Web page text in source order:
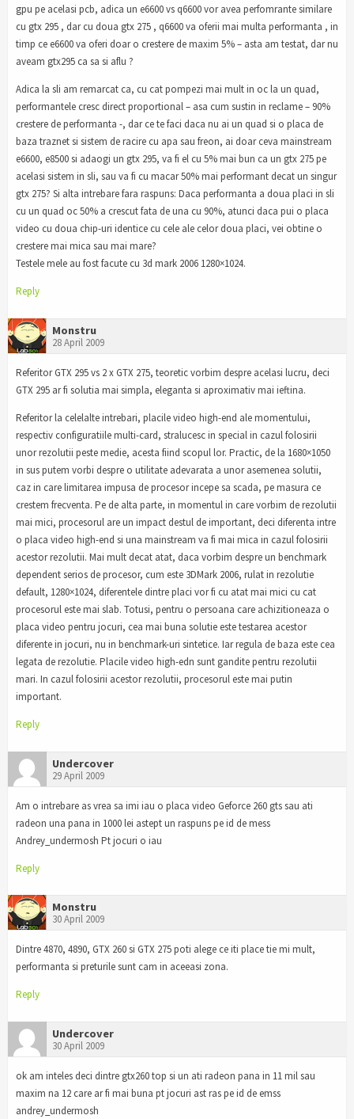
gpu pe acelasi pcb, adica un e6600 vs q6600 vor avea perfomrante similare
cu gtx 295 , dar cu doua gtx 275 , q6600 va oferii mai multa performanta , in
timp ce e6600 va oferi doar o crestere de maxim 5% – asta am testat, dar nu
aveam gtx295 ca sa si aflu ?
Adica la sli am remarcat ca, cu cat pompezi mai mult in oc la un quad,
performantele cresc direct proportional – asa cum sustin in reclame – 90%
crestere de performanta -, dar ce te faci daca nu ai un quad si o placa de
baza traznet si sistem de racire cu apa sau freon, ai doar ceva mainstream
e6600, e8500 si adaogi un gtx 295, va fi el cu 5% mai bun ca un gtx 275 pe
acelasi sistem in sli, sau va fi cu macar 50% mai performant decat un singur
gtx 275? Si alta intrebare fara raspuns: Daca performanta a doua placi in sli
cu un quad oc 50% a crescut fata de una cu 90%, atunci daca pui o placa
video cu doua chip-uri identice cu cele ale celor doua placi, vei obtine o
crestere mai mica sau mai mare?
Testele mele au fost facute cu 3d mark 2006 1280×1024.
Reply
Monstru
28 April 2009
Referitor GTX 295 vs 2 x GTX 275, teoretic vorbim despre acelasi lucru, deci
GTX 295 ar fi solutia mai simpla, eleganta si aproximativ mai ieftina.
Referitor la celelalte intrebari, placile video high-end ale momentului,
respectiv configuratiile multi-card, stralucesc in special in cazul folosirii
unor rezolutii peste medie, acesta fiind scopul lor. Practic, de la 1680×1050
in sus putem vorbi despre o utilitate adevarata a unor asemenea solutii,
caz in care limitarea impusa de procesor incepe sa scada, pe masura ce
crestem frecventa. Pe de alta parte, in momentul in care vorbim de rezolutii
mai mici, procesorul are un impact destul de important, deci diferenta intre
o placa video high-end si una mainstream va fi mai mica in cazul folosirii
acestor rezolutii. Mai mult decat atat, daca vorbim despre un benchmark
dependent serios de procesor, cum este 3DMark 2006, rulat in rezolutie
default, 1280×1024, diferentele dintre placi vor fi cu atat mai mici cu cat
procesorul este mai slab. Totusi, pentru o persoana care achizitioneaza o
placa video pentru jocuri, cea mai buna solutie este testarea acestor
diferente in jocuri, nu in benchmark-uri sintetice. Iar regula de baza este cea
legata de rezolutie. Placile video high-edn sunt gandite pentru rezolutii
mari. In cazul folosirii acestor rezolutii, procesorul este mai putin
important.
Reply
Undercover
29 April 2009
Am o intrebare as vrea sa imi iau o placa video Geforce 260 gts sau ati
radeon una pana in 1000 lei astept un raspuns pe id de mess
Andrey_undermosh Pt jocuri o iau
Reply
Monstru
30 April 2009
Dintre 4870, 4890, GTX 260 si GTX 275 poti alege ce iti place tie mi mult,
performanta si preturile sunt cam in aceeasi zona.
Reply
Undercover
30 April 2009
ok am inteles deci dintre gtx260 top si un ati radeon pana in 11 mil sau
maxim na 12 care ar fi mai buna pt jocuri ast ras pe id de emss
andrey_undermosh